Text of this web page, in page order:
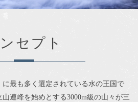
セプト
最も多く選定されている水の王国で
連峰を始めとする3000m級の山々が三